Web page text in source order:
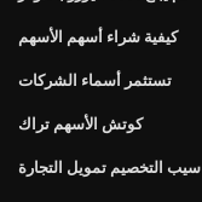
كيفية شراء أسهم الأسهم
تستثمر أسماء الشركات
كوتش الأسهم تراك
سيب التخصيم تمويل التجارة